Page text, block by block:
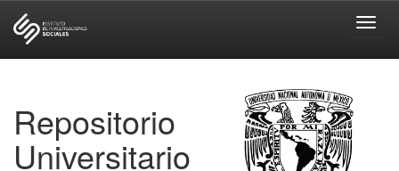
Repositorio
Universitario